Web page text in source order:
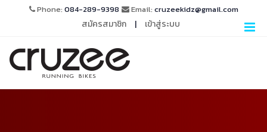
Phone: 084-289-9398 Email: cruzeekidz@gmail.com
สมัครสมาชิก | เข้าสู่ระบบ